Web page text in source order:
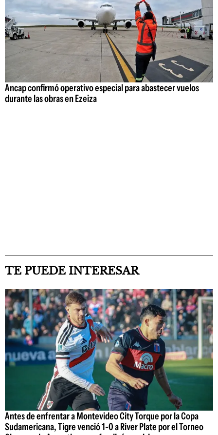
Ancap confirmó operativo especial para abastecer vuelos
durante las obras en Ezeiza
TE PUEDE INTERESAR
Antes de enfrentar a Montevideo City Torque por la Copa
Sudamericana, Tigre venció 1-0 a River Plate por el Torneo